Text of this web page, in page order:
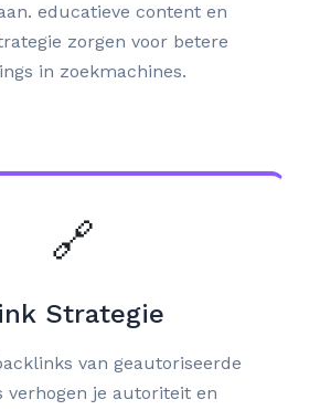
educatieve content en
zorgen voor betere
in zoekmachines.
🔗
Strategie
van geautoriseerde
verhogen je autoriteit en